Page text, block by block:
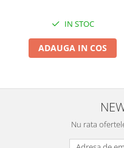
IN STOC
ADAUGA IN COS
Nu rata